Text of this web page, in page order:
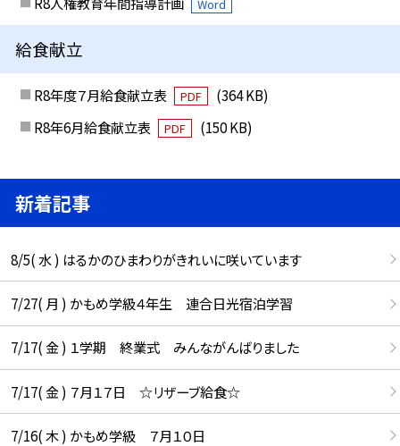
Word
給食献立
R8年度７月給食献立表 PDF
(364 KB)
R8年6月給食献立表
PDF (150 KB)
新着記事
8/5( 水 ) はるかのひまわりがきれいに咲いています
7/27( 月 ) かもめ学級４年生 連合日光宿泊学習
7/17( 金 ) １学期 終業式 みんながんばりました
7/17( 金 ) ７月１７日 ☆リザーブ給食☆
7/16( 木 ) かもめ学級 ７月１０日